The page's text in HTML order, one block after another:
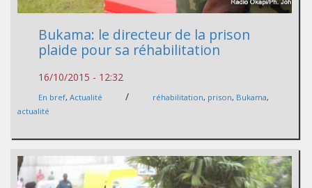
Bukama: le directeur de la prison
plaide pour sa réhabilitation
16/10/2015 - 12:32
En bref, Actualité / réhabilitation, prison, Bukama,
actualité